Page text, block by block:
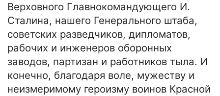
Верховного Главнокомандующего И.
Сталина, нашего Генерального штаба,
советских разведчиков, дипломатов,
рабочих и инженеров оборонных
заводов, партизан и работников тыла. И
конечно, благодаря воле, мужеству и
неизмеримому героизму воинов Красной